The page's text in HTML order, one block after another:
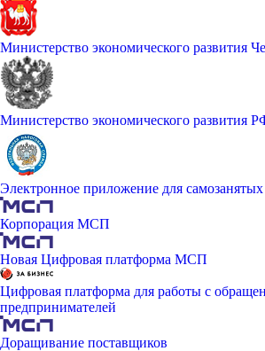
Министерство экономического развития
Министерство экономического развития
Электронное приложение для
Корпорация МСП
Новая Цифровая платформа МСП
Цифровая платформа для работы с
предпринимателей
Доращивание поставщиков